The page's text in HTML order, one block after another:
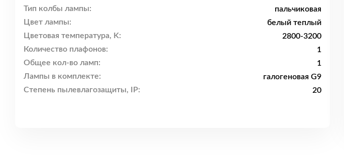
Тип колбы лампы:
пальчиковая
Цвет лампы:
белый теплый
Цветовая температура, K:
2800-3200
Количество плафонов:
1
Общее кол-во ламп:
1
Лампы в комплекте:
галогеновая G9
Степень пылевлагозащиты, IP:
20